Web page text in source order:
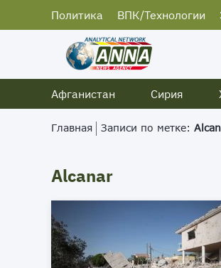
Политика ВПК/Технологии
Афганистан
Сирия
Главная Записи по метке:
Alcanar